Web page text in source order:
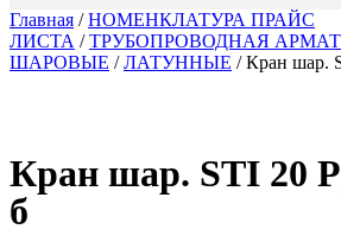
Главная /НОМЕНКЛАТУРА ПРАЙС
ЛИСТА /ТРУБОПРОВОДНАЯ
ШАРОВЫЕ /ЛАТУННЫЕ / Кран шар.
Кран шар. STI 20
б